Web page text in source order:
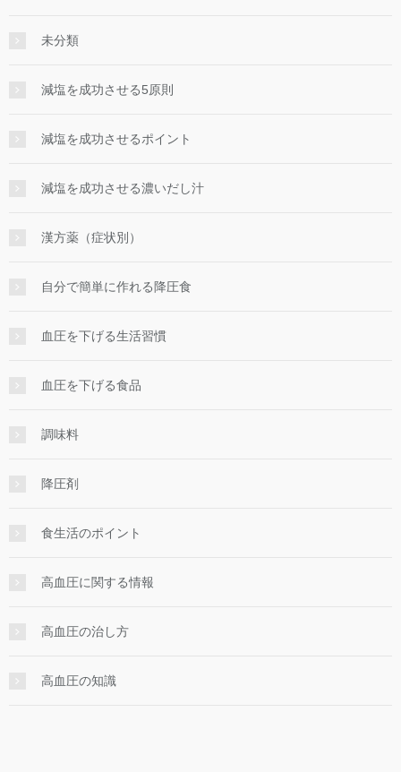
未分類
減塩を成功させる5原則
減塩を成功させるポイント
減塩を成功させる濃いだし汁
漢方薬（症状別）
自分で簡単に作れる降圧食
血圧を下げる生活習慣
血圧を下げる食品
調味料
降圧剤
食生活のポイント
高血圧に関する情報
高血圧の治し方
高血圧の知識